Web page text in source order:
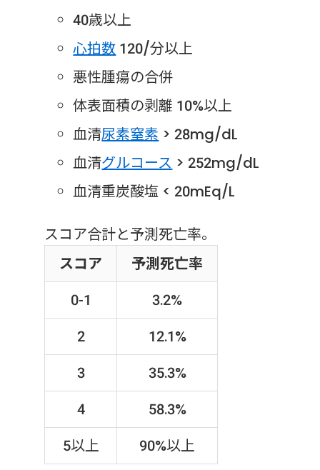
40歳以上
心拍数 120/分以上
悪性腫瘍の合併
体表面積の剥離 10%以上
血清尿素窒素 > 28mg/dL
血清グルコース > 252mg/dL
血清重炭酸塩 < 20mEq/L
スコア合計と予測死亡率。
スコア
予測死亡率
0-1
3.2%
2
12.1%
3
35.3%
4
58.3%
5以上
90%以上